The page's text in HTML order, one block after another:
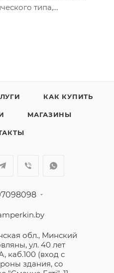
типа,
для управления
электрических цепей,
устройств не
шинами.
КАК КУПИТЬ
МАГАЗИНЫ
обл., Минский
ул. 40 лет
каб.100 (вход с
здания, со